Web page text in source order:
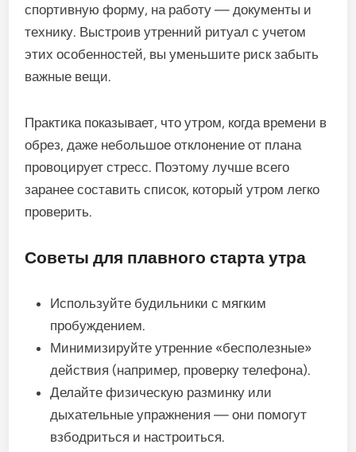
спортивную форму, на работу — документы и
технику. Выстроив утренний ритуал с учетом
этих особенностей, вы уменьшите риск забыть
важные вещи.
Практика показывает, что утром, когда времени в
обрез, даже небольшое отклонение от плана
провоцирует стресс. Поэтому лучше всего
заранее составить список, который утром легко
проверить.
Советы для плавного старта утра
Используйте будильники с мягким
пробуждением.
Минимизируйте утренние «бесполезные»
действия (например, проверку телефона).
Делайте физическую разминку или
дыхательные упражнения — они помогут
взбодриться и настроиться.